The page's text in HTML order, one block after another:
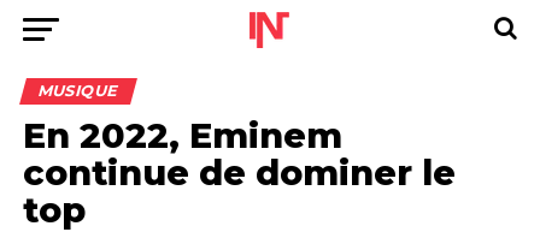
MUSIQUE
En 2022, Eminem
continue de dominer le
top